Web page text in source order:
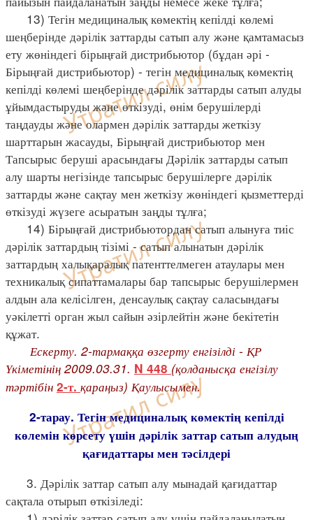
13) Тегін медициналық көмектің кепілді көлемі
шеңберінде дәрілік заттарды сатып алу және қамтамасыз
ету жөніндегі бірыңғай дистрибьютор (бұдан әрі -
Бірыңғай дистрибьютор) - тегін медициналық көмектің
кепілді көлемі шеңберінде дәрілік заттарды сатып алуды
ұйымдастыруды және өткізуді, өнім берушілерді
таңдауды және олармен дәрілік заттарды жеткізу
шарттарын жасауды, Бірыңғай дистрибьютор мен
Тапсырыс беруші арасындағы Дәрілік заттарды сатып
алу шарты негізінде тапсырыс берушілерге дәрілік
заттарды және сақтау мен жеткізу жөніндегі қызметтерді
өткізуді жүзеге асыратын заңды тұлға;
14) Бірыңғай дистрибьютордан сатып алынуға тиіс
дәрілік заттардың тізімі - сатып алынатын дәрілік
заттардың халықаралық патенттелмеген атаулары мен
техникалық сипаттамалары бар тапсырыс берушілермен
алдын ала келісілген, денсаулық сақтау саласындағы
уәкілетті орган жыл сайын әзірлейтін және бекітетін
құжат.
Ескерту. 2-тармаққа өзгерту енгізілді - ҚР
Үкіметінің 2009.03.31. N 448 (қолданысқа енгізілу
тәртібін 2-т. қараңыз) Қаулысымен.
2-тарау. Тегін медициналық көмектің кепілді
көлемін көрсету үшін дәрілік заттар сатып алудың
қағидаттары мен тәсілдері
3. Дәрілік заттар сатып алу мынадай қағидаттар
сақтала отырып өткізіледі: